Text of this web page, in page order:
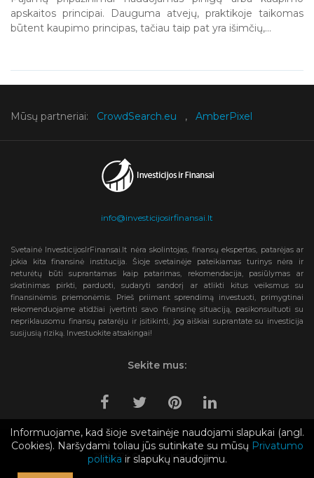
apskaitos principai. Dauguma atvejų, praktikoje taikomas
būtent kaupimo principas, tačiau taip pat yra išimčių,...
Mūsų partneriai: CrowdSearch.eu , AmberPixel
info@investicijosirfinansai.lt
Svetainė InvesticijosIrFinansai.lt nėra skolintojas, finansų ekspertas, patarėjas ar
jokia kita finansinė institucija. Šioje svetainėje pateikiamas turinys nėra ir
neturėtų būti suprantamas kaip patarimas, rekomendacija, pasiūlymas ar
skatinimas pirkti, parduoti, sudaryti sandorį ar atlikti kitus veiksmus su
finansinėmis priemonėmis. Prieš priimant sprendimą investuoti, primygtinai
rekomenduojame atidžiai įvertinti savo finansinę situaciją, pasikonsultuoti su
nepriklausomu finansų patarėju ir įsitikinti, jog aiškiai suprantate su investicija
susijusią riziką. Investuokite atsakingai!
Sekite mus:
2019-2024 © Investicijosirfinansai.lt
Informuojame, kad šioje svetainėje naudojami slapukai (angl.
Cookies). Naršydami toliau jūs sutinkate su mūsų Privatumo
politika ir slapukų naudojimu.